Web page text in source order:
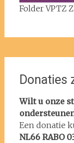
Folder VPTZ
Donaties
Wilt u onze
Een donatie
NL66 RABO